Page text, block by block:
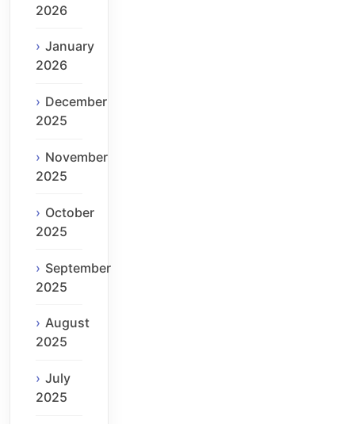
2026
January
2026
December
2025
November
2025
October
2025
September
2025
August
2025
July
2025